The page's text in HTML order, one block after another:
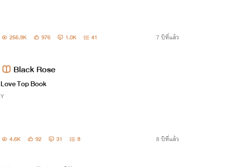
256.9K 976 1.0K 41 7 ปีที่แล้ว
Black Rose
Love Top Book
Y
4.6K 92 31 8 8 ปีที่แล้ว